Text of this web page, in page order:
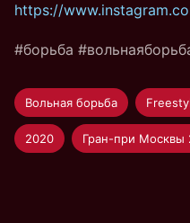
https://
#борьба
Вольная борьба
2020 Гран-при Москвы